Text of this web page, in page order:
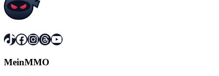
TikTok
Facebook
Instagram
Threads
YouTube
MeinMMO